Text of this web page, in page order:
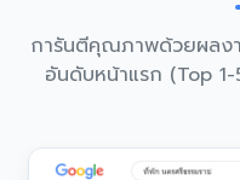
การันตีคุณภาพด้วยผลง
อันดับหน้าแรก (Top